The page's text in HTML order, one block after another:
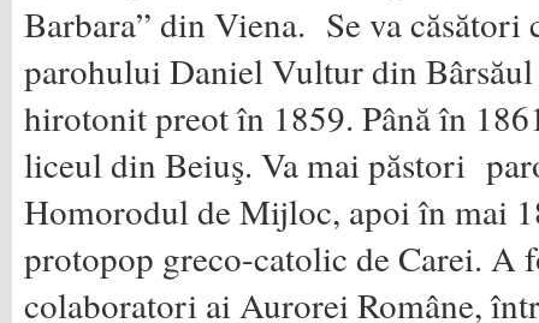
Barbara” din Viena. Se va
parohului Daniel Vultur din Bârsăul
hirotonit preot în 1859. Până în
liceul din Beiuş. Va mai păstori
Homorodul de Mijloc, apoi în mai
protopop greco-catolic de Carei. A
colaboratori ai Aurorei Române,